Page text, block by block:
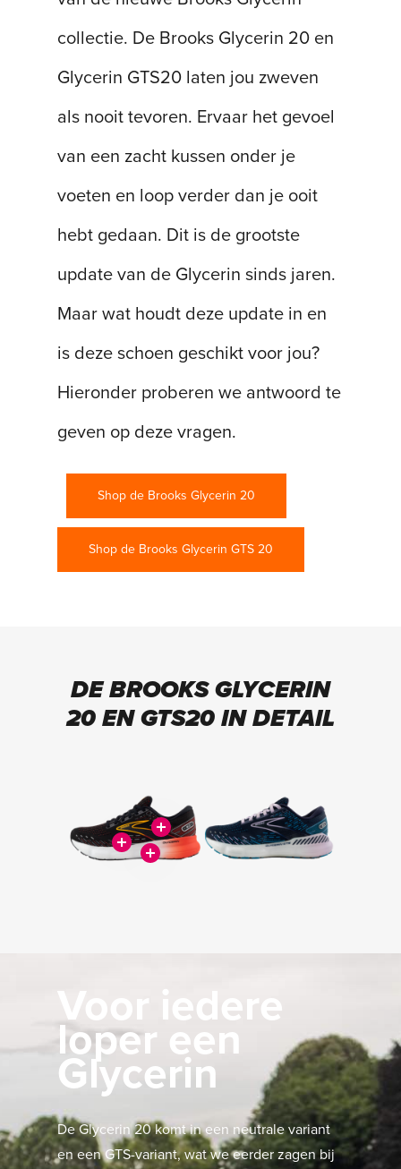
collectie. De Brooks Glycerin 20 en
Glycerin GTS20 laten jou zweven
als nooit tevoren. Ervaar het gevoel
van een zacht kussen onder je
voeten en loop verder dan je ooit
hebt gedaan. Dit is de grootste
update van de Glycerin sinds jaren.
Maar wat houdt deze update in en
is deze schoen geschikt voor jou?
Hieronder proberen we antwoord te
geven op deze vragen.
Shop de Brooks Glycerin 20
Shop de Brooks Glycerin GTS 20
DE BROOKS GLYCERIN
20 EN GTS20 IN DETAIL
Voor iedere
loper een
Glycerin
De Glycerin 20 komt in een neutrale variant
en een GTS-variant, wat we eerder zagen bij